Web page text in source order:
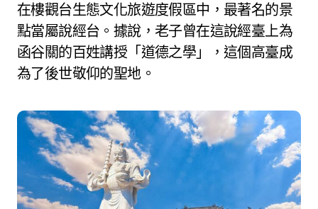
在樓觀台生態文化旅遊度假區中，最著名的景
點當屬說經台。據說，老子曾在這說經臺上為
函谷關的百姓講授「道德之學」，這個高臺成
為了後世敬仰的聖地。